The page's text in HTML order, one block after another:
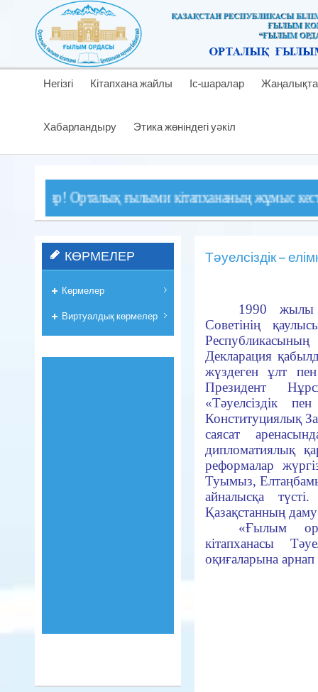
Негізгі Кітапхана жайлы Іс-шаралар
Хабарландыру Этика жөніндегі уәкіл
Орталық ғылыми кітапхананың жұмыс кестесіне
Тәуелсіздік –
1990 жылы
Советінің
Декларация
жүздеген ұлт
Президент
«Тәуелсіздік
Конституциялық
саясат
дипломатиялық
реформалар
Туымыз,
айналысқа
Қазақстанның
«Ғылым
кітапханасы
оқиғаларына
КӨРМЕЛЕР
Көрмелер
Виртуалдық көрмелер